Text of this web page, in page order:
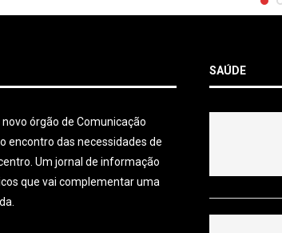
órgão de Comunicação
encontro das necessidades de
Um jornal de informação
que vai complementar uma
SAÚDE